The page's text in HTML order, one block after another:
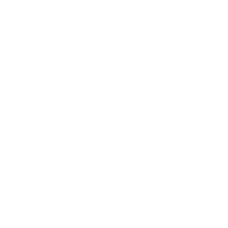
了承ください。
き作成されるも
をご了承くださ
です。
ありません。
です。
ず変更すること
1000ppm以下、
) : 1000ppm、
、
可)を取得する
これらの製造装
通知します。
ムロン制御